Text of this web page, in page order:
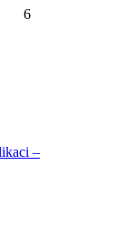
6
–